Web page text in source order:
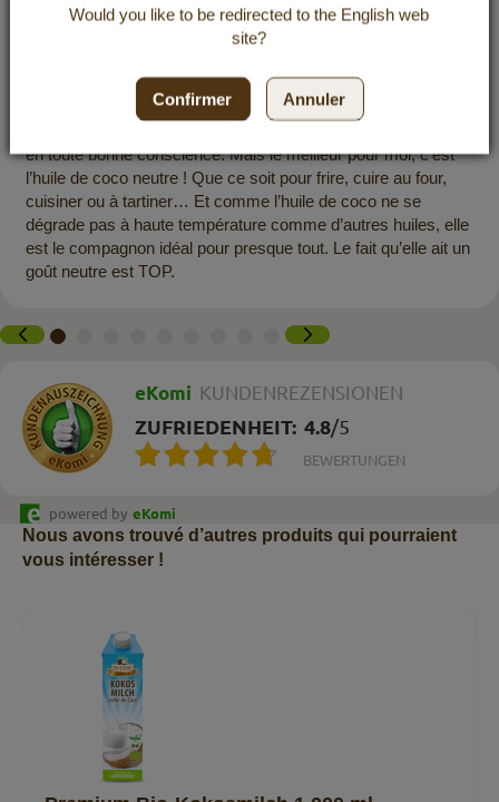
30 décembre 2025 à 16:38
maintenant (auparavant achetée dans un magasin bio) et son
goût est tout simplement imbattable. Quand on considère
en toute bonne conscience. Mais le meilleur pour moi, c’est
l’huile de coco neutre ! Que ce soit pour frire, cuire au four,
cuisiner ou à tartiner… Et comme l’huile de coco ne se
dégrade pas à haute température comme d’autres huiles, elle
est le compagnon idéal pour presque tout. Le fait qu’elle ait un
goût neutre est TOP.
eKomi KUNDENREZENSIONEN
ZUFRIEDENHEIT: 4.8/5
BEWERTUNGEN
powered by eKomi
Nous avons trouvé d’autres produits qui pourraient
vous intéresser !
Would you like to be redirected to the English web
site?
Confirmer Annuler